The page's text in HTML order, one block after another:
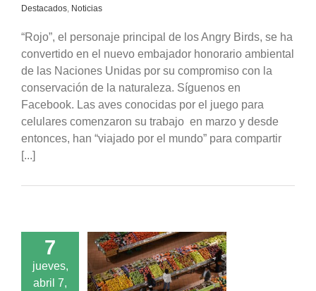
Destacados, Noticias
“Rojo”, el personaje principal de los Angry Birds, se ha
convertido en el nuevo embajador honorario ambiental
de las Naciones Unidas por su compromiso con la
conservación de la naturaleza. Síguenos en
Facebook. Las aves conocidas por el juego para
celulares comenzaron su trabajo en marzo y desde
entonces, han “viajado por el mundo” para compartir
[...]
7
jueves,
abril 7,
de residuos
es una
para luchar